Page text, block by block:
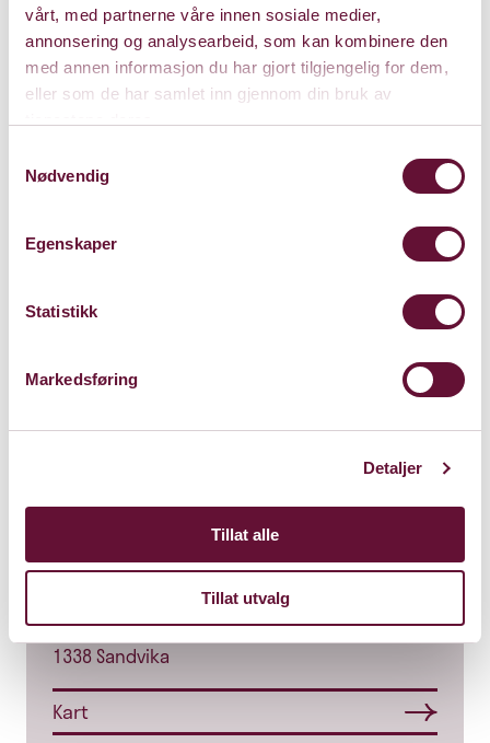
vårt, med partnerne våre innen sosiale medier,
annonsering og analysearbeid, som kan kombinere den
med annen informasjon du har gjort tilgjengelig for dem,
eller som de har samlet inn gjennom din bruk av
Nødvendig
Egenskaper
Statistikk
Markedsføring
Detaljer
Tillat alle
Tillat utvalg
Tirsdag 18. oktober 2022
Kl. 19:00 Forestillingen er spilt
Store Sal
Claude Monets allé 27
1338 Sandvika
Kart